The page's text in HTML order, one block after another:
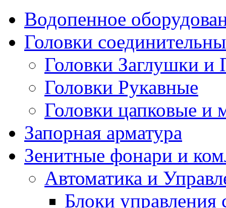
Водопенное
Головки
Головки Заглушки и
Головки Рукавные
Головки цапковые и
Запорная арматура
Зенитные фонари и
Автоматика и
Блоки